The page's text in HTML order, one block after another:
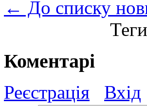
← До списку
Коментарі
Реєстрація Вхід